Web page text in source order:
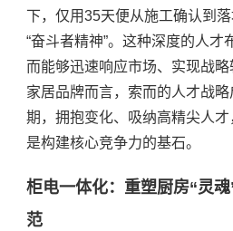
下，仅用35天便从施工确认到
“奋斗者精神”。这种深度的人才
而能够迅速响应市场、实现战
家居品牌而言，索而的人才战
期，拥抱变化、吸纳高精尖人
是构建核心竞争力的基石。
柜电一体化：重塑厨房“灵
范